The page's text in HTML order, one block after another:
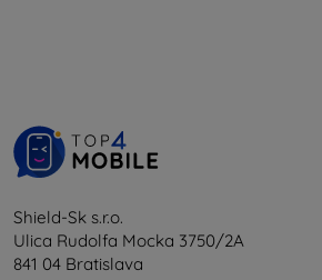
Shield-Sk s.r.o.
Ulica Rudolfa Mocka 3750/2A
841 04 Bratislava